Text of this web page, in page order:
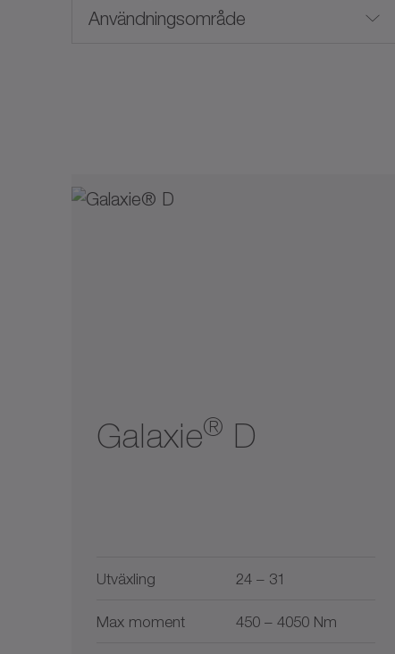
Användningsområde
Vätskekylning
Galaxie® D
Utväxling 24 – 31
Max moment 450 – 4050 Nm